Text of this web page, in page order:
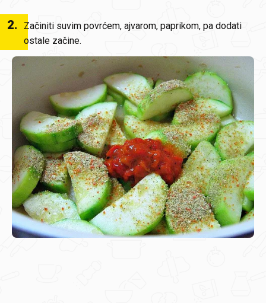
2.
Začiniti suvim povrćem, ajvarom, paprikom, pa dodati
ostale začine.